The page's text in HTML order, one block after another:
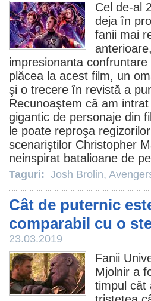
Cel de-al
deja în
fanii mai
impresionanta
plăcea la acest film, un
şi o trecere în revistă a
Recunoaştem că am intrat
gigantic de personaje din
le poate reproşa
scenariştilor Christopher
neinspirat batalioane de
Taguri: Josh Brolin,
Cât de puternic
comparabil cu o
23.03.2019
Fanii
Mjolnir a
timpul cât